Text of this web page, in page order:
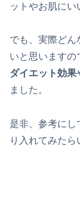
ットやお肌にい
でも、実際どん
いと思いますの
ダイエット効果
ました。
是非、参考にし
り入れてみたら